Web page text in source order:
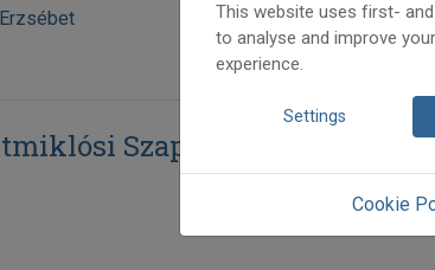
Szappanos Lukács
This website uses first-
to analyse and improve
experience.
Settings
Cookie